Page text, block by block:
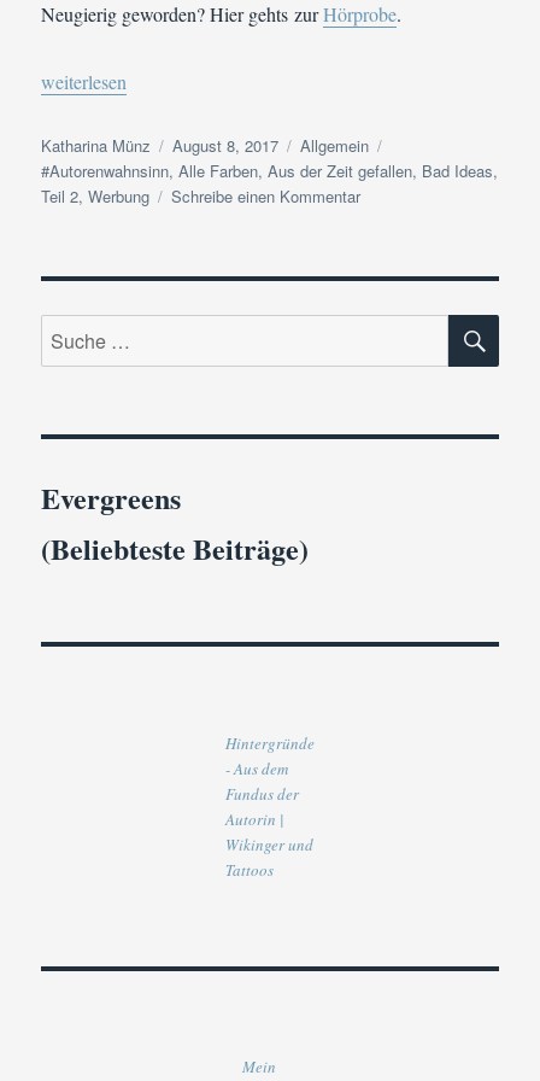
Neugierig geworden? Hier gehts zurHörprobe.
„#Autorenwahnsinn #SommerlochEdition Tag 8 | Mein
weiterlesen
Autor
Katharina Münz
Veröffentlicht
am
August 8, 2017 Kategorien
Allgemein
#Autorenwahnsinn,Alle Farben,Aus der Zeit gefallen, Bad Ideas,
Teil 2,Werbung Schreibe einen Kommentarzu
Tag
|
Sommer-
Suche
nach:
Evergreens
(Beliebteste Beiträge)
Hintergründe
- Aus dem
Fundus der
Autorin |
Wikinger und
Tattoos
Mein